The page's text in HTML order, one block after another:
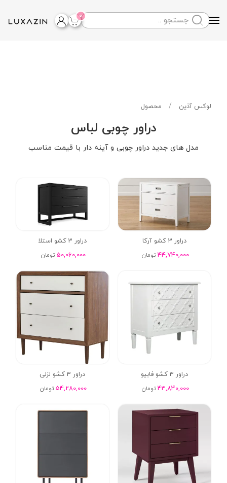
Skip to main content
0
لوکس آذین محصول
دراور چوبی لباس
مدل های جدید دراور چوبی و آینه دار با قیمت مناسب
دراور 3 کشو آرکا
44,740,000 تومان
دراور 3 کشو استلا
50,060,000 تومان
دراور 3 کشو فابیو
43,840,000 تومان
دراور 3 کشو لزلی
54,280,000 تومان